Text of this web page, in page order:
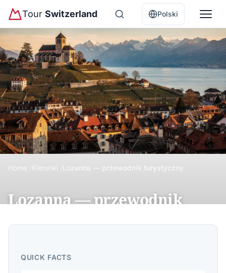
Tour Switzerland Polski
Home Kierunki Lozanna — przewodnik turystyczny
Lozanna — przewodnik
turystyczny
UNESCO, gotycka katedra, promenada Ouchy i
QUICK FACTS